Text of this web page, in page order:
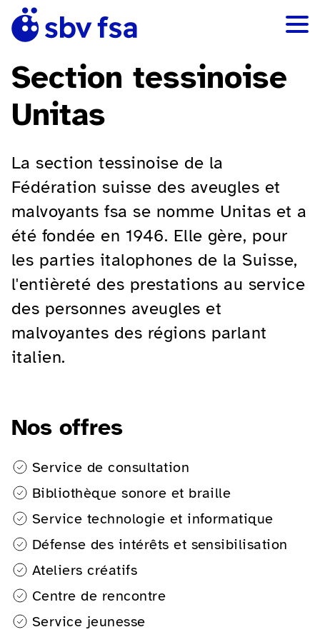
Section tessinoise
Unitas
La section tessinoise de la
Fédération suisse des aveugles et
malvoyants fsa se nomme Unitas et a
été fondée en 1946. Elle gère, pour
les parties italophones de la Suisse,
l'entièreté des prestations au service
des personnes aveugles et
malvoyantes des régions parlant
italien.
Nos offres
Service de consultation
Bibliothèque sonore et braille
Service technologie et informatique
Défense des intérêts et sensibilisation
Ateliers créatifs
Centre de rencontre
Service jeunesse